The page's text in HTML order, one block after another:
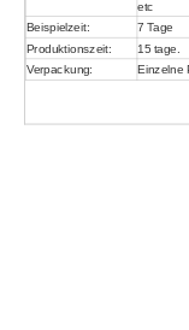
etc
Beispielzeit:
7 Tage
Produktionszeit:
15 tage.
Verpackung:
Einzelne